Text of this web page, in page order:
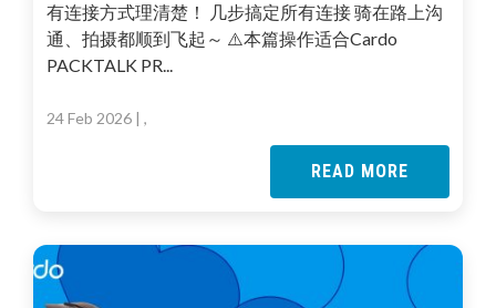
有连接方式理清楚！ 几步搞定所有连接 骑在路上沟
通、拍摄都顺到飞起～ ⚠️本篇操作适合Cardo
PACKTALK PR...
24 Feb 2026 | ,
READ MORE